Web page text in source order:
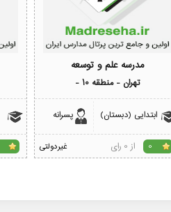
مدرسه علم و توسعه
تهران - منطقه 10 -
ابتدایی (دبستان) پسرانه
غیردولتی 0 از 0 رای